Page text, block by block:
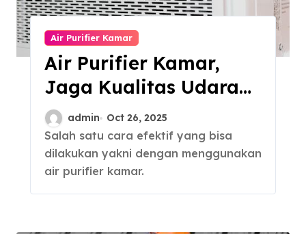
Air Purifier Kamar
Air Purifier Kamar,
Jaga Kualitas Udara
Tetap Bersih dan
Segar
admin Oct 26, 2025
Salah satu cara efektif yang bisa
dilakukan yakni dengan menggunakan
air purifier kamar.